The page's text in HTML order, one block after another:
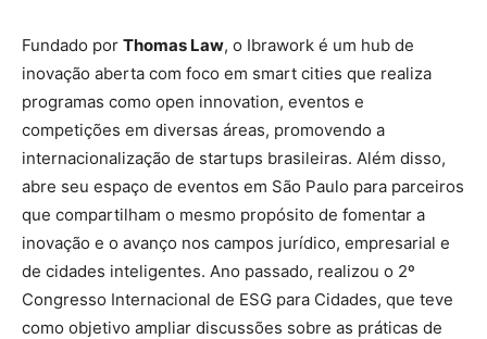
Fundado por Thomas Law, o Ibrawork é um hub de
inovação aberta com foco em smart cities que realiza
programas como open innovation, eventos e
competições em diversas áreas, promovendo a
internacionalização de startups brasileiras. Além disso,
abre seu espaço de eventos em São Paulo para parceiros
que compartilham o mesmo propósito de fomentar a
inovação e o avanço nos campos jurídico, empresarial e
de cidades inteligentes. Ano passado, realizou o 2º
Congresso Internacional de ESG para Cidades, que teve
como objetivo ampliar discussões sobre as práticas de